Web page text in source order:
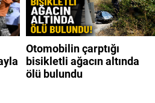
Otomobilin çarptığı
bisikletli ağacın altında
ölü bulundu